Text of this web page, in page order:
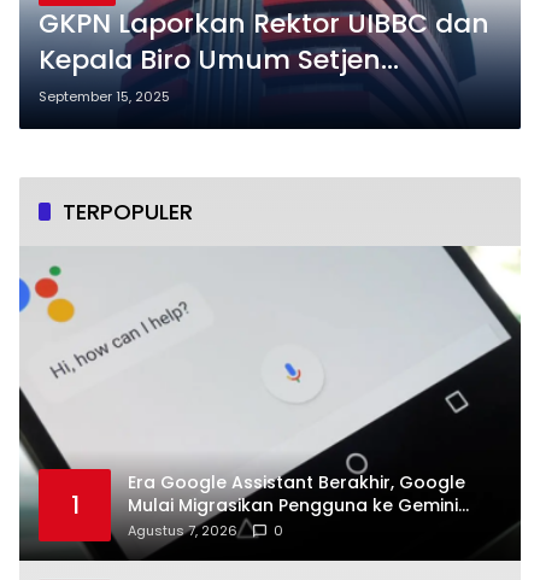
GKPN Laporkan Rektor UIBBC dan
Kepala Biro Umum Setjen
Kementerian Agama RI ke KPK
September 15, 2025
TERPOPULER
1
Era Google Assistant Berakhir, Google
Mulai Migrasikan Pengguna ke Gemini
Secara Bertahap
Agustus 7, 2026 0